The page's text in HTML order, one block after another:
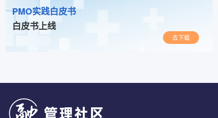
PMO实践白皮书
白皮书上线
去下载